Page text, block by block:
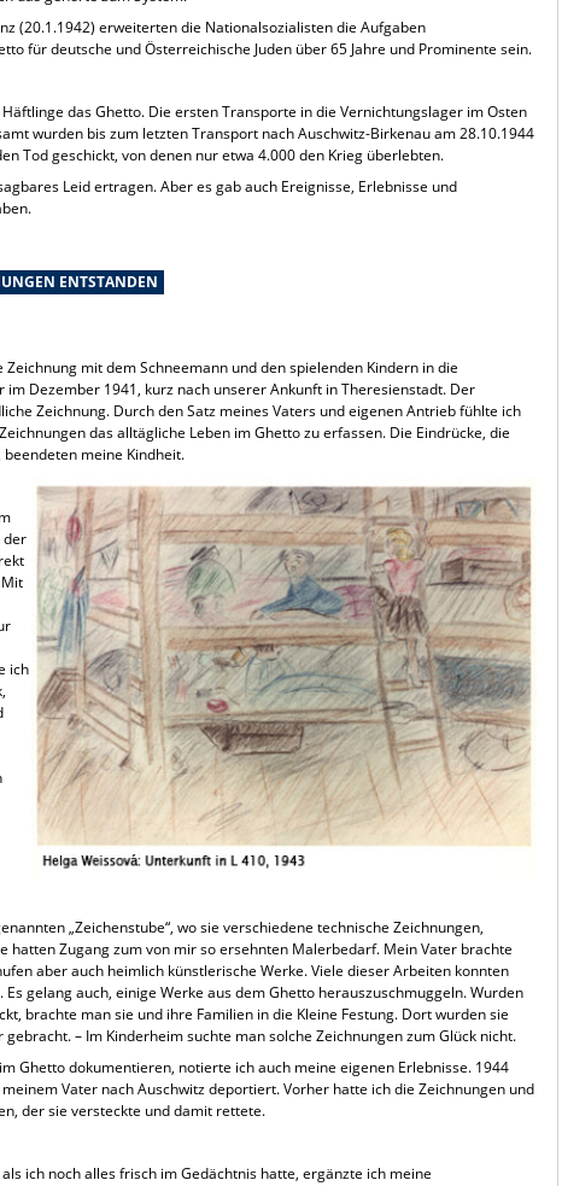
(20.1.1942) erweiterten die Nationalsozialisten die Aufgaben
für deutsche und Österreichische Juden über 65 Jahre und Prominente sein.
das Ghetto. Die ersten Transporte in die Vernichtungslager im Osten
wurden bis zum letzten Transport nach Auschwitz-Birkenau am 28.10.1944
Tod geschickt, von denen nur etwa 4.000 den Krieg überlebten.
Leid ertragen. Aber es gab auch Ereignisse, Erlebnisse und
ENTSTANDEN
mit dem Schneemann und den spielenden Kindern in die
Dezember 1941, kurz nach unserer Ankunft in Theresienstadt. Der
Zeichnung. Durch den Satz meines Vaters und eigenen Antrieb fühlte ich
das alltägliche Leben im Ghetto zu erfassen. Die Eindrücke, die
meine Kindheit.
der
ich
„Zeichenstube“, wo sie verschiedene technische Zeichnungen,
hatten Zugang zum von mir so ersehnten Malerbedarf. Mein Vater brachte
aber auch heimlich künstlerische Werke. Viele dieser Arbeiten konnten
gelang auch, einige Werke aus dem Ghetto herauszuschmuggeln. Wurden
brachte man sie und ihre Familien in die Kleine Festung. Dort wurden sie
– Im Kinderheim suchte man solche Zeichnungen zum Glück nicht.
Ghetto dokumentieren, notierte ich auch meine eigenen Erlebnisse. 1944
Vater nach Auschwitz deportiert. Vorher hatte ich die Zeichnungen und
der sie versteckte und damit rettete.
ich noch alles frisch im Gedächtnis hatte, ergänzte ich meine